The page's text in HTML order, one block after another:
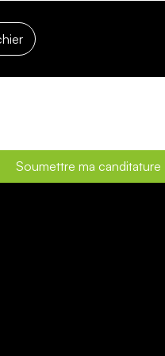
Soumettre ma canditature